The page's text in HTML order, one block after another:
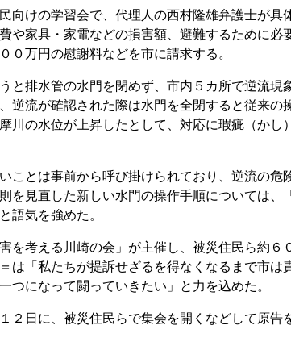
けの学習会で、代理人の西村隆雄弁護士が具
や家具・家電などの損害額、避難するために必
０万円の慰謝料などを市に請求する。
と排水管の水門を閉めず、市内５カ所で逆流現
逆流が確認された際は水門を全閉すると従来の
川の水位が上昇したとして、対応に瑕疵（かし
ことは事前から呼び掛けられており、逆流の危
を見直した新しい水門の操作手順については、
語気を強めた。
考える川崎の会」が主催し、被災住民ら約６
は「私たちが提訴せざるを得なくなるまで市は
つになって闘っていきたい」と力を込めた。
２日に、被災住民らで集会を開くなどして原告